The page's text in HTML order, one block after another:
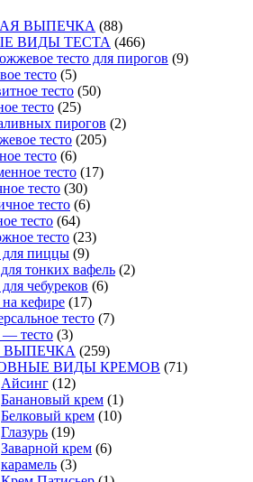
ВЫПЕЧКА (88)
ВИДЫ ТЕСТА (466)
тесто для пирогов (9)
тесто (5)
тесто (50)
тесто (25)
пирогов (2)
тесто (205)
тесто (6)
тесто (17)
тесто (30)
тесто (6)
тесто (64)
тесто (23)
для пиццы (9)
для тонких вафель (2)
чебуреков (6)
на кефире (17)
тесто (7)
тесто (3)
(259)
ВИДЫ КРЕМОВ (71)
Айсинг (12)
Банановый крем (1)
Белковый крем (10)
Глазурь (19)
Заварной крем (6)
карамель (3)